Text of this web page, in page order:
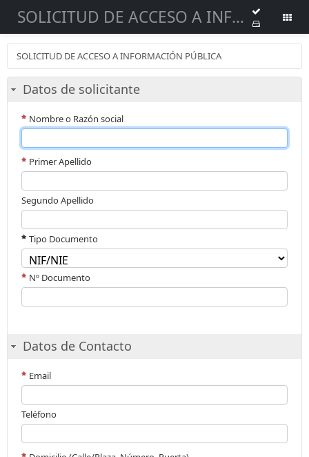
SOLICITUD DE ACCESO A INFORMACIÓN PÚBLICA
SOLICITUD DE ACCESO A INFORMACIÓN PÚBLICA
Datos de solicitante
Nombre o Razón social
Primer Apellido
Segundo Apellido
Tipo Documento
Nº Documento
Datos de Contacto
Email
Teléfono